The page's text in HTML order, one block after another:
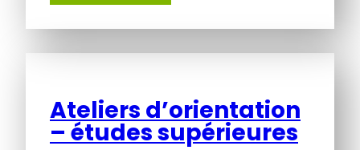
Ateliers d’orientation
– études supérieures